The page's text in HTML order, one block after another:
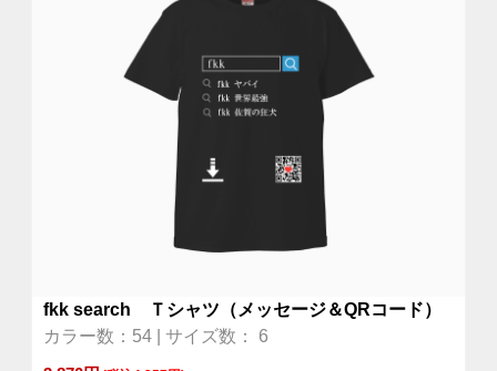
fkk search Ｔシャツ（メッセージ＆QRコード）
カラー数：54 | サイズ数： 6